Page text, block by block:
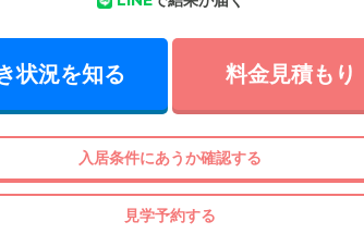
状況を知る 料金見積もり
入居条件にあうか確認する
見学予約する